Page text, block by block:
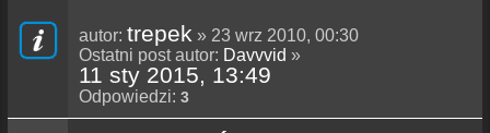
autor: trepek » 23 wrz 2010, 00:30
Ostatni post autor: Davvvid »
11 sty 2015, 13:49
Odpowiedzi: 3